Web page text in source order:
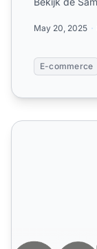
May 20, 2025
E-commerce
NewCart